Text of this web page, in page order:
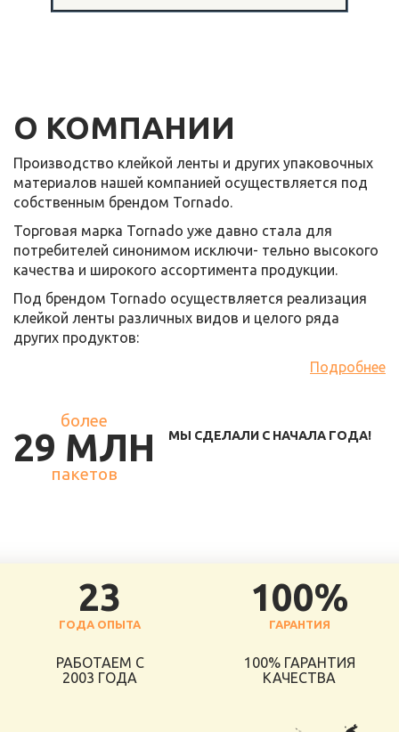
О КОМПАНИИ
Производство клейкой ленты и других упаковочных
материалов нашей компанией осуществляется под
собственным брендом Tornado.
Торговая марка Tornado уже давно стала для
потребителей синонимом исключи- тельно высокого
качества и широкого ассортимента продукции.
Под брендом Tornado осуществляется реализация
клейкой ленты различных видов и целого ряда
других продуктов:
Подробнее
более
29 МЛН
пакетов
МЫ СДЕЛАЛИ С НАЧАЛА ГОДА!
23
ГОДА ОПЫТА
РАБОТАЕМ С
2003 ГОДА
100%
ГАРАНТИЯ
100% ГАРАНТИЯ
КАЧЕСТВА